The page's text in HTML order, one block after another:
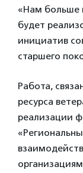
«Нам больше
будет
инициатив
старшего
Работа,
ресурса
реализации